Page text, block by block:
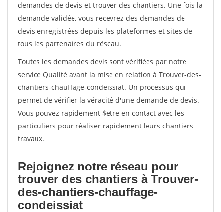
demandes de devis et trouver des chantiers. Une fois la
demande validée, vous recevrez des demandes de
devis enregistrées depuis les plateformes et sites de
tous les partenaires du réseau.
Toutes les demandes devis sont vérifiées par notre
service Qualité avant la mise en relation à Trouver-des-
chantiers-chauffage-condeissiat. Un processus qui
permet de vérifier la véracité d'une demande de devis.
Vous pouvez rapidement $etre en contact avec les
particuliers pour réaliser rapidement leurs chantiers
travaux.
Rejoignez notre réseau pour
trouver des chantiers à Trouver-
des-chantiers-chauffage-
condeissiat